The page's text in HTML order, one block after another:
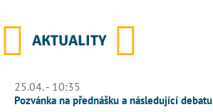
AKTUALITY
25.04. - 10:35
Pozvánka na přednášku a následující debatu